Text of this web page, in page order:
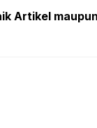
Artikel